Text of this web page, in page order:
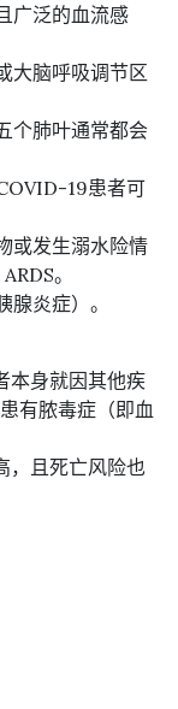
广泛的血流感
大脑呼吸调节区
个肺叶通常都会
19患者可
或发生溺水险情
。
炎症）。
本身就因其他疾
有脓毒症（即血
，且死亡风险也